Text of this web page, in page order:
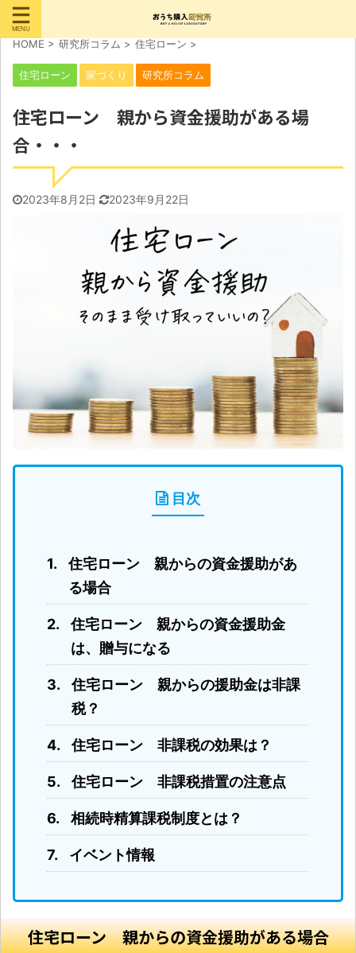
HOME > 研究所コラム > 住宅ローン >
住宅ローン 家づくり 研究所コラム
住宅ローン 親から資金援助がある場
合・・・
2023年8月2日 2023年9月22日
目次
住宅ローン 親からの資金援助があ
る場合
住宅ローン 親からの資金援助金
は、贈与になる
住宅ローン 親からの援助金は非課
税？
住宅ローン 非課税の効果は？
住宅ローン 非課税措置の注意点
相続時精算課税制度とは？
イベント情報
住宅ローン 親からの資金援助がある場合